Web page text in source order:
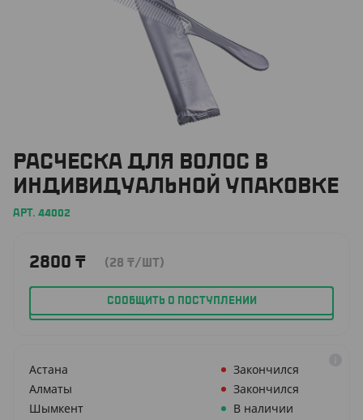
РАСЧЕСКА ДЛЯ ВОЛОС В
ИНДИВИДУАЛЬНОЙ УПАКОВКЕ
АРТ. 44002
2800 ₸ (28 ₸/ШТ)
СООБЩИТЬ О ПОСТУПЛЕНИИ
Астана
Закончился
Алматы
Закончился
Шымкент
В наличии